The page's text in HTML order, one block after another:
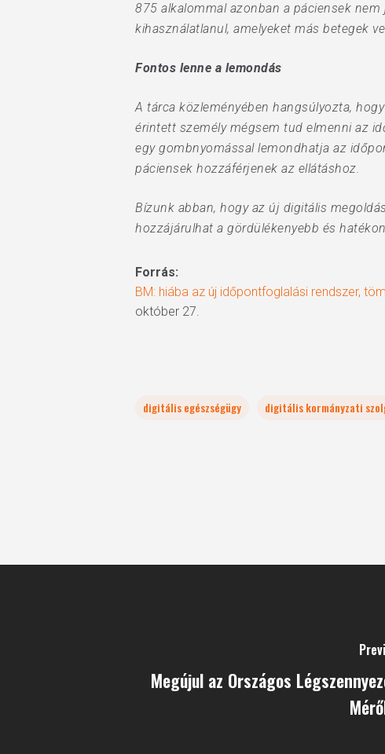
875 alkalommal azonban a páciensek
kihasználatlanul, amelyeket más betegek
Fontos lenne a lemondás
A tárca közleményében hangsúlyozta,
érintett személy mégsem tud elmenni az
egy gombnyomással lemondhatja az
páciensek hozzáférjenek az ellátáshoz.
Bízunk abban, hogy az új digitális
hozzájárulhat a gördülékenyebb és
Forrás:
BM: hiába az új időpontfoglalási rendszer,
október 27.
digitális egészségügy digitális kormányzati
Megújul az Országos